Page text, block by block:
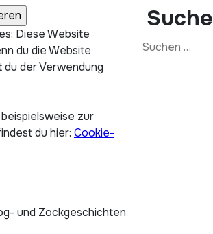
Diese Website
du die Website
der Verwendung
zur
du hier: Cookie-
Suche
Suchen
und Zockgeschichten